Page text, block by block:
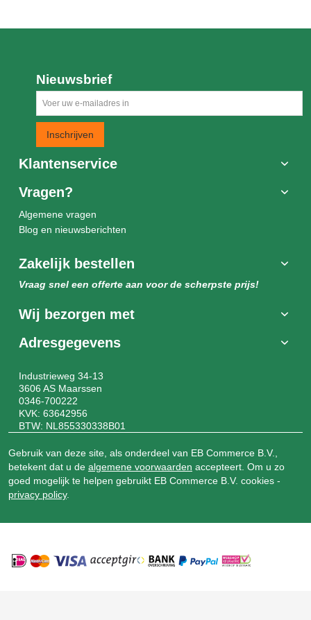
Nieuwsbrief
Inschrijven
Klantenservice
Vragen?
Algemene vragen
Blog en nieuwsberichten
Zakelijk bestellen
Vraag snel een offerte aan voor de scherpste prijs!
Wij bezorgen met
Adresgegevens
Industrieweg 34-13
3606 AS Maarssen
0346-700222
KVK: 63642956
BTW: NL855330338B01
Gebruik van deze site, als onderdeel van EB Commerce B.V.,
betekent dat u de algemene voorwaarden accepteert. Om u zo
goed mogelijk te helpen gebruikt EB Commerce B.V. cookies -
privacy policy.